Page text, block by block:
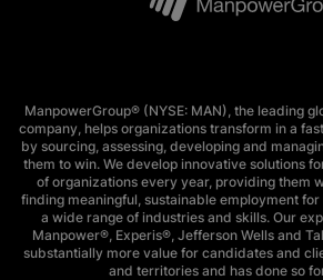
ManpowerGroup® (NYSE: MAN), the leading
company, helps organizations transform in a
by sourcing, assessing, developing and
them to win. We develop innovative solutions
of organizations every year, providing them
finding meaningful, sustainable employment
a wide range of industries and skills. Our
Manpower®, Experis®, Jefferson Wells and
substantially more value for candidates and
and territories and has done so